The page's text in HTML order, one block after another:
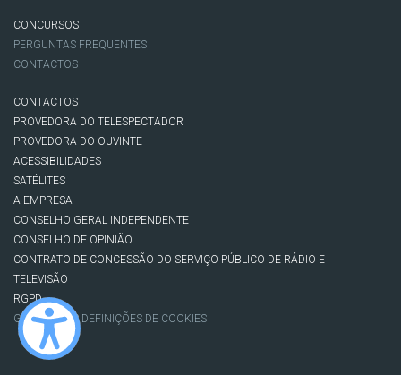
CONCURSOS
PERGUNTAS FREQUENTES
CONTACTOS
CONTACTOS
PROVEDORA DO TELESPECTADOR
PROVEDORA DO OUVINTE
ACESSIBILIDADES
SATÉLITES
A EMPRESA
CONSELHO GERAL INDEPENDENTE
CONSELHO DE OPINIÃO
CONTRATO DE CONCESSÃO DO SERVIÇO PÚBLICO DE RÁDIO E
TELEVISÃO
RGPD
GESTÃO DAS DEFINIÇÕES DE COOKIES